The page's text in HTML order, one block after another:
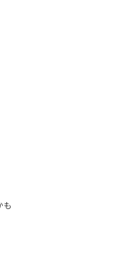
も